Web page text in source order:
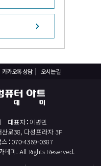
카카오톡 상담 오시는길
대표자 이병민
로38, 다성프라자 3F
070-4369-0387
미. All Rights Reserved.
임워크/SPRING)
2급/FAT1급/TAT2급]
(한글,엑셀,파워포인트)